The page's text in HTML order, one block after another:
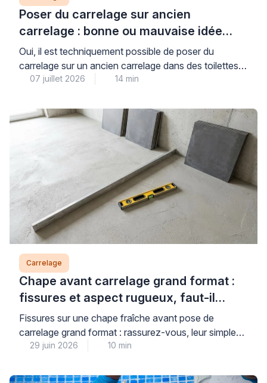
Poser du carrelage sur ancien
carrelage : bonne ou mauvaise idée
dans des toilettes ?
Oui, il est techniquement possible de poser du
carrelage sur un ancien carrelage dans des toilettes,
à condition que le support existant soit parfaitement
gagner du temps, mais elle n’est pas
systématiquement la meilleure option pour garantir un
résultat durable. La décision repose sur des critères
07 juillet 2026 14 min
Carrelage
Chape avant carrelage grand format :
fissures et aspect rugueux, faut-il
s’inquiéter ?
Fissures sur une chape fraîche avant pose de
carrelage grand format : rassurez-vous, leur simple
présence n’est pas forcément synonyme de
que des microfissures superficielles apparaissent lors
29 juin 2026 10 min